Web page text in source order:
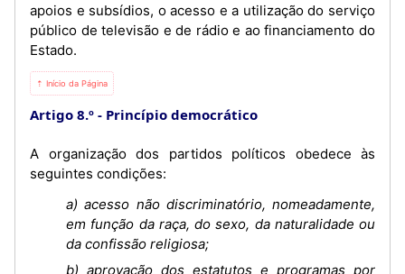
apoios e subsídios, o acesso e a utilização do serviço
público de televisão e de rádio e ao financiamento do
Estado.
⇡ Início da Página
Artigo 8.º Princípio democrático
A organização dos partidos políticos obedece às
seguintes condições:
a) acesso não discriminatório, nomeadamente,
em função da raça, do sexo, da naturalidade ou
da confissão religiosa;
b) aprovação dos estatutos e programas por